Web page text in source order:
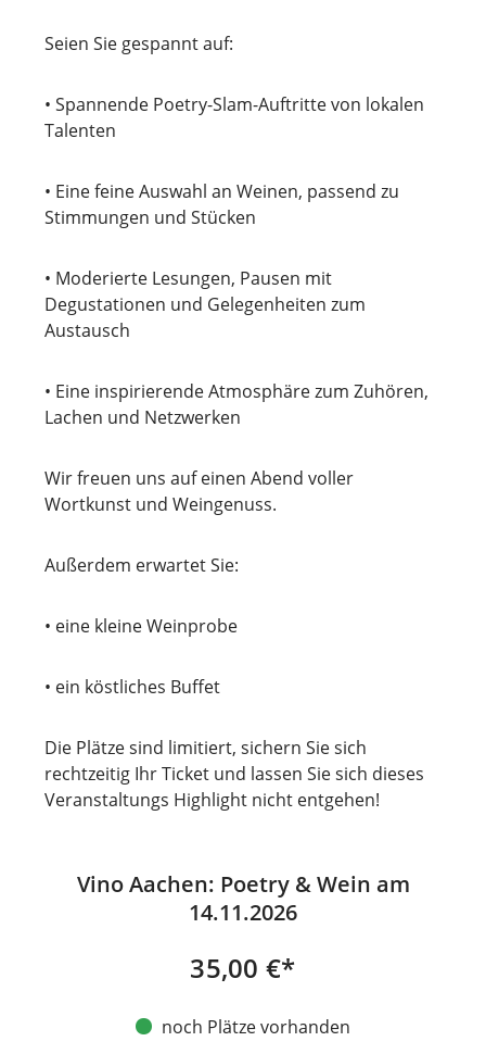
Seien Sie gespannt auf:
• Spannende Poetry-Slam-Auftritte von lokalen
Talenten
• Eine feine Auswahl an Weinen, passend zu
Stimmungen und Stücken
• Moderierte Lesungen, Pausen mit
Degustationen und Gelegenheiten zum
Austausch
• Eine inspirierende Atmosphäre zum Zuhören,
Lachen und Netzwerken
Wir freuen uns auf einen Abend voller
Wortkunst und Weingenuss.
Außerdem erwartet Sie:
• eine kleine Weinprobe
• ein köstliches Buffet
Die Plätze sind limitiert, sichern Sie sich
rechtzeitig Ihr Ticket und lassen Sie sich dieses
Veranstaltungs Highlight nicht entgehen!
Vino Aachen: Poetry & Wein am
14.11.2026
35,00 €*
noch Plätze vorhanden